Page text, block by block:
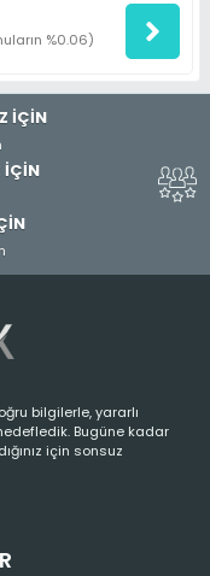
%0.06)
İÇİN
İÇİN
bilgilerle, yararlı
Bugüne kadar
için sonsuz